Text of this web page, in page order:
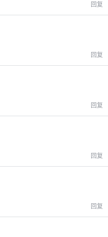
回复
回复
回复
回复
回复